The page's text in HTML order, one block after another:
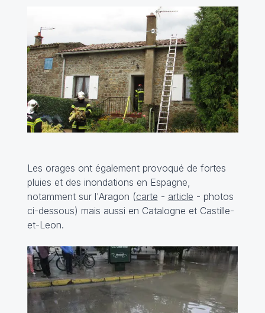
Les orages ont également provoqué de fortes
pluies et des inondations en Espagne,
notamment sur l'Aragon (carte - article - photos
ci-dessous) mais aussi en Catalogne et Castille-
et-Leon.